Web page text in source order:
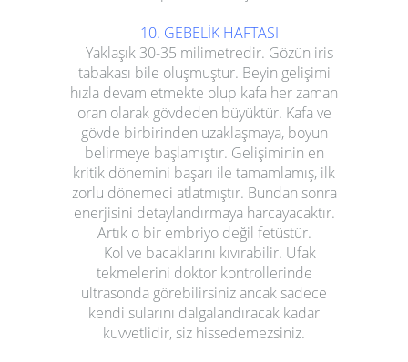
10. GEBELİK HAFTASI
Yaklaşık 30-35 milimetredir. Gözün iris
tabakası bile oluşmuştur. Beyin gelişimi
hızla devam etmekte olup kafa her zaman
oran olarak gövdeden büyüktür. Kafa ve
gövde birbirinden uzaklaşmaya, boyun
belirmeye başlamıştır. Gelişiminin en
kritik dönemini başarı ile tamamlamış, ilk
zorlu dönemeci atlatmıştır. Bundan sonra
enerjisini detaylandırmaya harcayacaktır.
Artık o bir embriyo değil fetüstür.
Kol ve bacaklarını kıvırabilir. Ufak
tekmelerini doktor kontrollerinde
ultrasonda görebilirsiniz ancak sadece
kendi sularını dalgalandıracak kadar
kuvvetlidir, siz hissedemezsiniz.